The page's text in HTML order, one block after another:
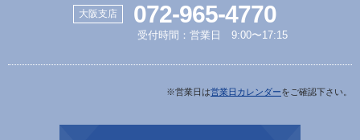
大阪支店 072-965-4770
受付時間：営業日 9:00〜17:15
※営業日は営業日カレンダーをご確認下さい。